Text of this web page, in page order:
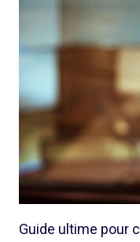
Guide ultime pour